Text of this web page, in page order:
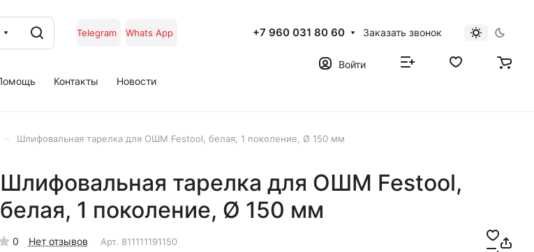
Telegram Whats App +7 960 031 80 60 Заказать звонок
Контакты Новости
Войти
Шлифовальная тарелка для ОШМ Festool, белая, 1 поколение, Ø 150 мм
Шлифовальная тарелка для ОШМ Festool,
белая, 1 поколение, Ø 150 мм
0 Нет отзывов Арт. 811111191150